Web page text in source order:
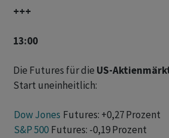
+++
13:00
Die Futures für die US-
Start uneinheitlich:
Dow Jones Futures: +0,27 Prozent
S&P 500 Futures: -0,19 Prozent